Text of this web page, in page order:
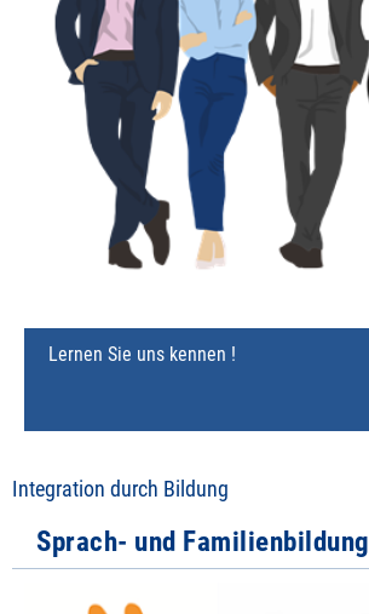
Lernen Sie uns kennen !
Integration durch Bildung
Sprach- und Familienbildung